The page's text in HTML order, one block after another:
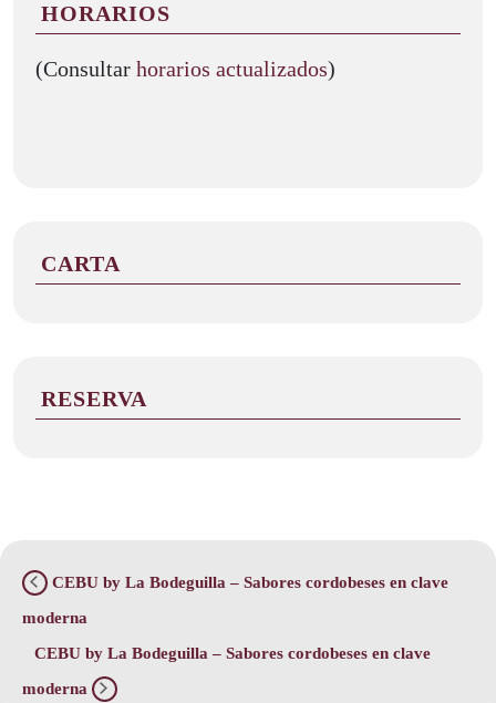
HORARIOS
(Consultar horarios actualizados)
CARTA
RESERVA
CEBU by La Bodeguilla – Sabores cordobeses en clave
moderna
CEBU by La Bodeguilla – Sabores cordobeses en clave
moderna